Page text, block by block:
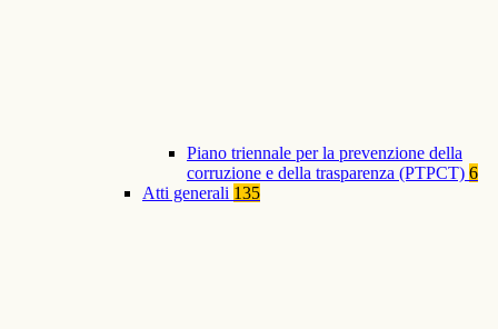
Piano triennale per la prevenzione della
corruzione e della trasparenza (PTPCT) 6
Atti generali 135